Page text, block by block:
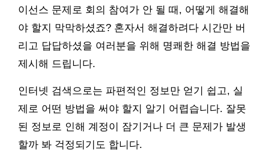
이선스 문제로 회의 참여가 안 될 때, 어떻게 해결해
야 할지 막막하셨죠? 혼자서 해결하려다 시간만 버
리고 답답하셨을 여러분을 위해 명쾌한 해결 방법을
제시해 드립니다.
인터넷 검색으로는 파편적인 정보만 얻기 쉽고, 실
제로 어떤 방법을 써야 할지 알기 어렵습니다. 잘못
된 정보로 인해 계정이 잠기거나 더 큰 문제가 발생
할까 봐 걱정되기도 합니다.